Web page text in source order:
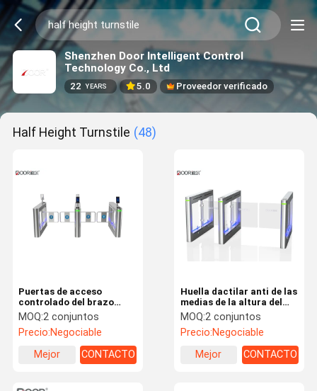
Shenzhen Door Intelligent Control
Technology Co., Ltd
22 YEARS 5.0 Proveedor verificado
Half Height Turnstile (48)
Puertas de acceso
controlado del brazo
oscilante, medio
torniquete de la altura
con el reconocimiento
MOQ:2 conjuntos
Precio:Negociable
Mejor
CONTACTO
Huella dactilar anti de las
medias de la altura del
torniquete puertas de la
seguridad
MOQ:2 conjuntos
Precio:Negociable
Mejor
CONTACTO